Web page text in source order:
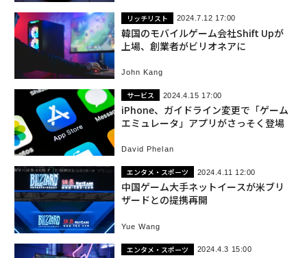
リッチリスト 2024.7.12 17:00
韓国のモバイルゲーム会社Shift Upが
上場、創業者がビリオネアに
John Kang
サービス 2024.4.15 17:00
iPhone、ガイドライン変更で「ゲーム
エミュレータ」アプリがさっそく登場
David Phelan
エンタメ・スポーツ 2024.4.11 12:00
中国ゲーム大手ネットイースが米ブリ
ザードとの提携再開
Yue Wang
エンタメ・スポーツ 2024.4.3 15:00